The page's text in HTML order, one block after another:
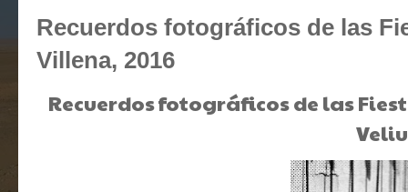
Recuerdos fotográficos de las
Villena, 2016
Recuerdos fotográficos de las